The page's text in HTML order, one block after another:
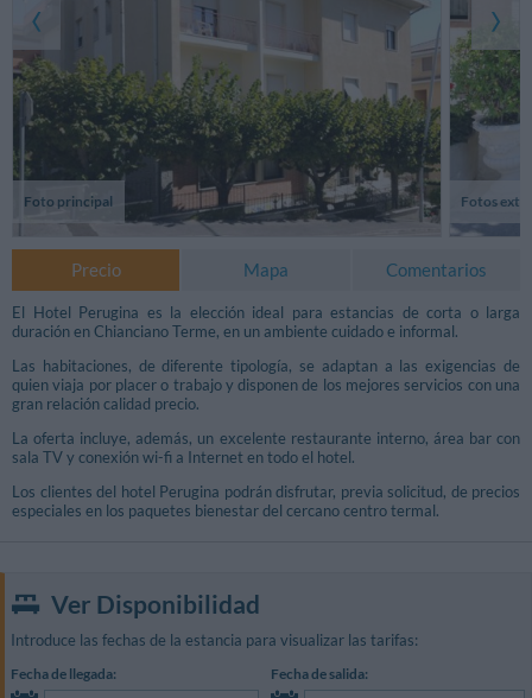
Foto principal Fotos
Precio Mapa Comentarios
El Hotel Perugina es la elección ideal para estancias de corta o larga
duración en Chianciano Terme, en un ambiente cuidado e informal.
Las habitaciones, de diferente tipología, se adaptan a las exigencias de
quien viaja por placer o trabajo y disponen de los mejores servicios con una
gran relación calidad precio.
La oferta incluye, además, un excelente restaurante interno, área bar con
sala TV y conexión wi-fi a Internet en todo el hotel.
Los clientes del hotel Perugina podrán disfrutar, previa solicitud, de precios
especiales en los paquetes bienestar del cercano centro termal.
Ver Disponibilidad
Introduce las fechas de la estancia para visualizar las tarifas:
Fecha de llegada: Fecha de salida: